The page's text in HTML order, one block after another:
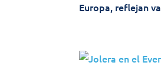
Europa, reflejan